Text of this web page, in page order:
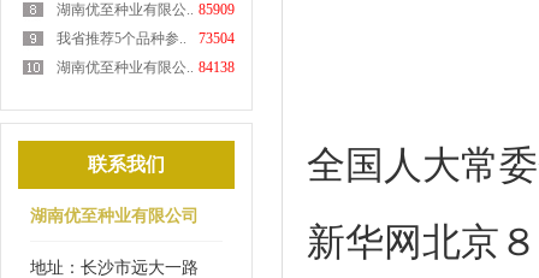
85909
湖南优至种业有限公..
73504
我省推荐5个品种参..
84138
湖南优至种业有限公..
联系我们
湖南优至种业有限公司
地址：长沙市远大一路
全国人大常
新华网北京